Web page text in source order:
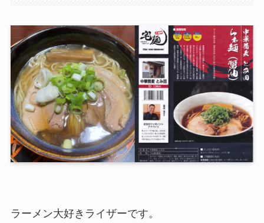
ラーメン大好きライザーです。